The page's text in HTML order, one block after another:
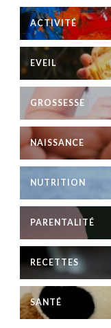
ACTIVITÉ
EVEIL
GROSSESSE
NAISSANCE
NUTRITION
PARENTALITÉ
RECETTES
SANTÉ